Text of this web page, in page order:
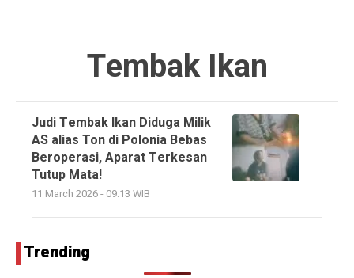
Tembak Ikan
Judi Tembak Ikan Diduga Milik
AS alias Ton di Polonia Bebas
Beroperasi, Aparat Terkesan
Tutup Mata!
11 March 2026 - 09:13 WIB
Trending